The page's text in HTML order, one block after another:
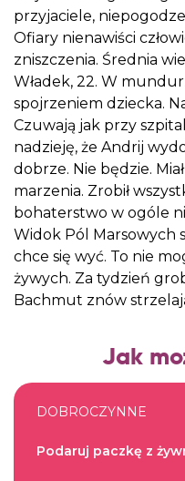
przyjaciele,
Ofiary nienawiści
zniszczenia. Średnia
Władek, 22. W
spojrzeniem dziecka.
Czuwają jak przy
nadzieję, że Andrij
dobrze. Nie będzie.
marzenia. Zrobił
bohaterstwo w ogóle
Widok Pól Marsowych
chce się wyć. To nie
żywych. Za tydzień
Bachmut znów
Jak
DOBROCZYNNE
Podaruj paczkę z